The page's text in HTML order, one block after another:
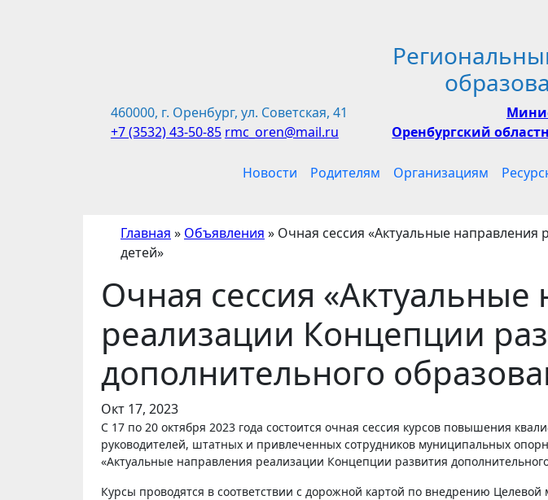
460000, г. Оренбург, ул. Советская, 41
+7 (3532) 43-50-85 rmc_oren@mail.ru
Оренбургский
Новости Родителям Организациям
Главная » Объявления » Очная сессия «Актуальные
детей»
Очная сессия «Актуальные
реализации Концепции
дополнительного
Окт 17, 2023
С 17 по 20 октября 2023 года состоится очная сессия курсов повышения квалификации для координаторов,
руководителей, штатных и привлеченных сотрудников муниципальных
«Актуальные направления реализации Концепции развития
Курсы проводятся в соответствии с дорожной картой по внедрению Целевой